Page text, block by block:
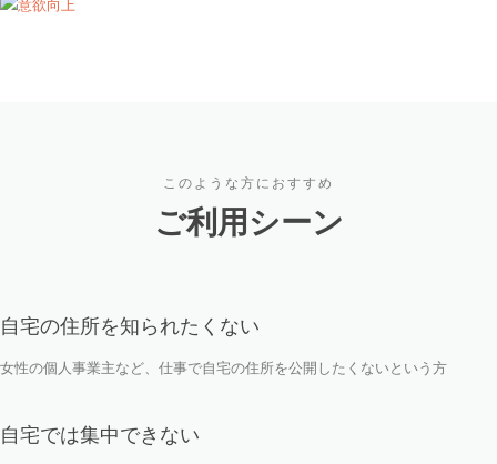
このような方におすすめ
ご利用シーン
自宅の住所を知られたくない
女性の個人事業主など、仕事で自宅の住所を公開したくないという方
自宅では集中できない